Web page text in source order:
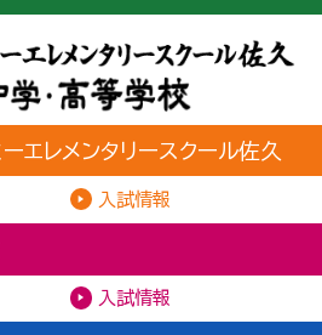
エレメンタリースクール佐久
入試情報
入試情報